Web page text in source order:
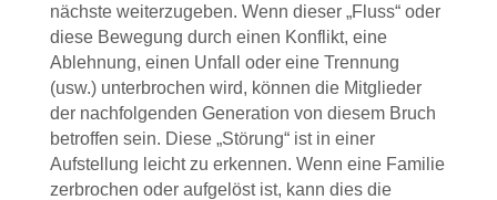
nächste weiterzugeben. Wenn dieser „Fluss“ oder
diese Bewegung durch einen Konflikt, eine
Ablehnung, einen Unfall oder eine Trennung
(usw.) unterbrochen wird, können die Mitglieder
der nachfolgenden Generation von diesem Bruch
betroffen sein. Diese „Störung“ ist in einer
Aufstellung leicht zu erkennen. Wenn eine Familie
zerbrochen oder aufgelöst ist, kann dies die